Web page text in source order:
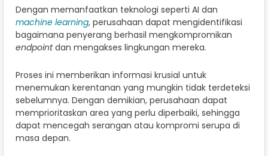
Dengan memanfaatkan teknologi seperti AI dan
machine learning, perusahaan dapat mengidentifikasi
bagaimana penyerang berhasil mengkompromikan
endpointdan mengakses lingkungan mereka.
Proses ini memberikan informasi krusial untuk
menemukan kerentanan yang mungkin tidak terdeteksi
sebelumnya. Dengan demikian, perusahaan dapat
memprioritaskan area yang perlu diperbaiki, sehingga
dapat mencegah serangan atau kompromi serupa di
masa depan.